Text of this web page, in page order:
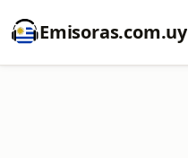
Emisoras.com.uy